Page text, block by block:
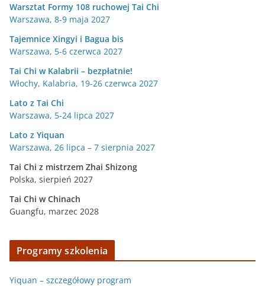
Warsztat Formy 108 ruchowej Tai Chi
Warszawa, 8-9 maja 2027
Tajemnice Xingyi i Bagua bis
Warszawa, 5-6 czerwca 2027
Tai Chi w Kalabrii – bezpłatnie!
Włochy, Kalabria, 19-26 czerwca 2027
Lato z Tai Chi
Warszawa, 5-24 lipca 2027
Lato z Yiquan
Warszawa, 26 lipca – 7 sierpnia 2027
Tai Chi z mistrzem Zhai Shizong
Polska, sierpień 2027
Tai Chi wChinach
Guangfu, marzec 2028
Programy szkolenia
Yiquan – szczegółowy program